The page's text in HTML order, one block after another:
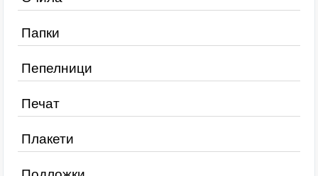
Папки
Пепелници
Печат
Плакети